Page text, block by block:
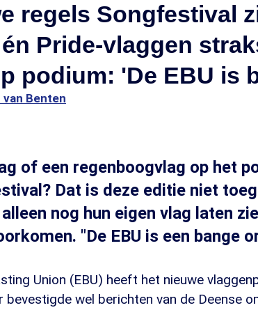
regels Songfestival
Pride-vlaggen
podium: 'De EBU is
van Benten
of een regenboogvlag op het
Dat is deze editie niet
nog hun eigen vlag laten
"De EBU is een bange
Union (EBU) heeft het nieuwe
bevestigde wel berichten van de Deense